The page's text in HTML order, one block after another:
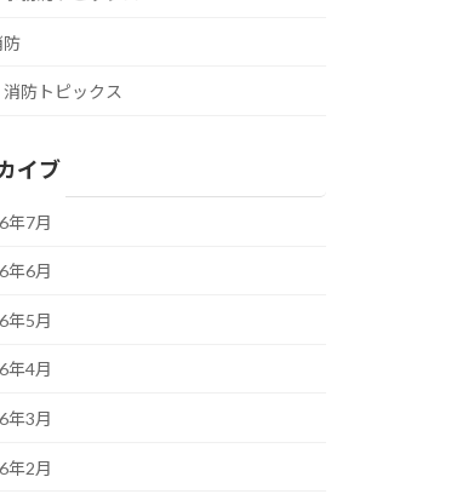
防
消防トピックス
イブ
年7月
年6月
年5月
年4月
年3月
年2月